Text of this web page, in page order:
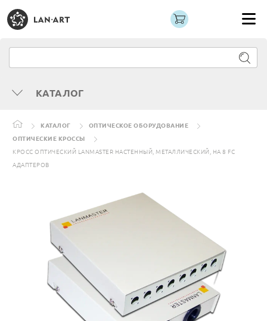
КАТАЛОГ
КАТАЛОГ
ОПТИЧЕСКОЕ ОБОРУДОВАНИЕ
ОПТИЧЕСКИЕ КРОССЫ
КРОСС ОПТИЧЕСКИЙ LANMASTER НАСТЕННЫЙ, МЕТАЛЛИЧЕСКИЙ, НА 8 FC
АДАПТЕРОВ